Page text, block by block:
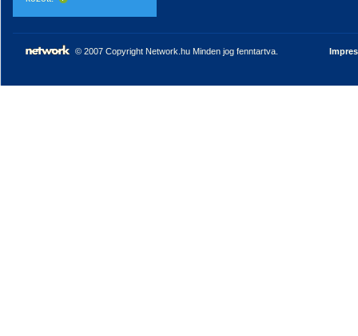
© 2007 Copyright Network.hu Minden jog fenntartva.